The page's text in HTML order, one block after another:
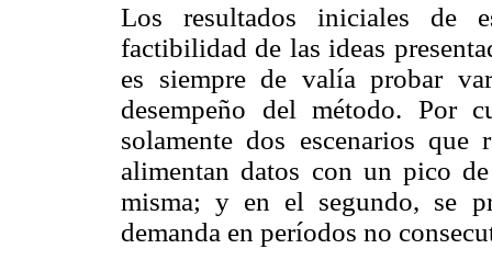
Los resultados iniciales de
factibilidad de las ideas
es siempre de valía probar
desempeño del método. Por
solamente dos escenarios que
alimentan datos con un pico
misma; y en el segundo, se
demanda en períodos no